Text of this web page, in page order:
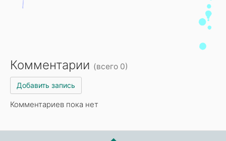
Комментарии (всего 0)
Добавить запись
Комментариев пока нет